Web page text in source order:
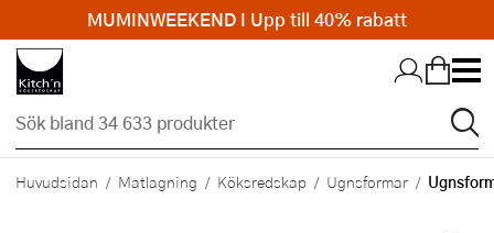
Hopp till huvudinnehållet
Huvudsidan Matlagning Köksredskap Ugnsformar
MUMINWEEKEND I Upp till 40% rabatt